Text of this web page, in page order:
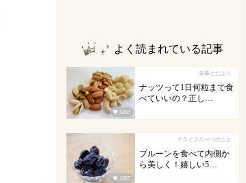
よく読まれている記事
 3462
栄養士だより
ナッツって1日何粒まで食
べていいの？正し…
 2067
ドライフルーツのこと
プルーンを食べて内側か
ら美しく！嬉しい5…